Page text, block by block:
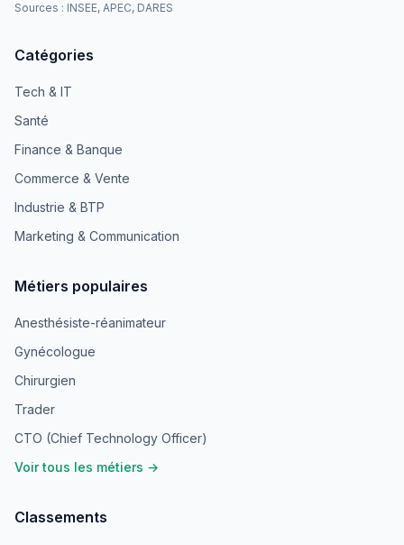
Sources : INSEE, APEC, DARES
Catégories
Tech & IT
Santé
Finance & Banque
Commerce & Vente
Industrie & BTP
Marketing & Communication
Métiers populaires
Anesthésiste-réanimateur
Gynécologue
Chirurgien
Trader
CTO (Chief Technology Officer)
Voir tous les métiers →
Classements